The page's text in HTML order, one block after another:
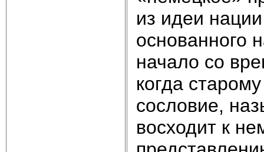
из идеи
основанного
начало со
когда
сословие,
восходит к